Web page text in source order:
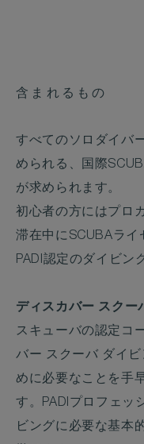
含まれるもの
すべてのソロダイバ
められる、国際
が求められます。
初心者の方にはプロ
滞在中にSCUBAライ
PADI認定のダイビン
ディスカバー スクー
スキューバの認定コ
バー スクーバ ダイ
めに必要なことを手
す。PADIプロフェッ
ビングに必要な基本